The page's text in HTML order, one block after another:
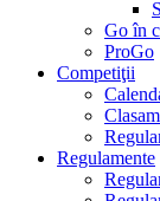
Go în
ProGo
Competiţii
Regulamente